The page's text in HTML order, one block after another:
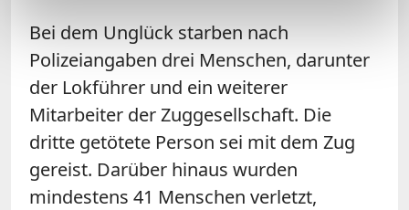
Bei dem Unglück starben nach
Polizeiangaben drei Menschen, darunter
der Lokführer und ein weiterer
Mitarbeiter der Zuggesellschaft. Die
dritte getötete Person sei mit dem Zug
gereist. Darüber hinaus wurden
mindestens 41 Menschen verletzt,